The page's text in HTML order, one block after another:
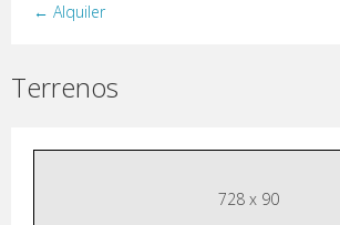
← Alquiler
Terrenos
728 x 90